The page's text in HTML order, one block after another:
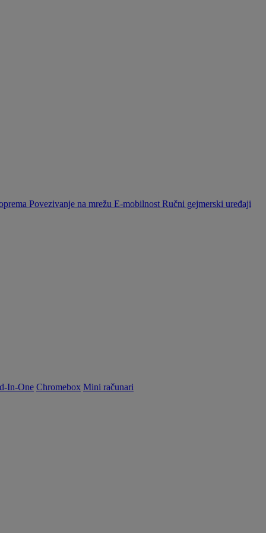
Povezivanje na mrežu E-mobilnost Ručni gejmerski uređaji
In-One Chromebox Mini računari